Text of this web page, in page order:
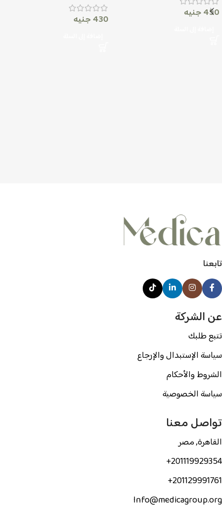
450جنيه 430جنيه
تابعنا
عن الشركة
تتبع طلبك
سياسة الإستبدال والإرجاع
الشروط والأحكام
سياسة الخصوصية
تواصل معنا
القاهرة, مصر
201119929354+
201129991761+
Info@medicagroup.org